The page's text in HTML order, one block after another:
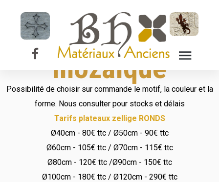
Plateau de table
en zellige -
mozaïque
Possibilité de choisir sur commande le motif, la couleur et la
forme. Nous consulter pour stocks et délais
Tarifs plateaux zellige RONDS
Ø40cm - 80€ ttc / Ø50cm - 90€ ttc
Ø60cm - 105€ ttc / Ø70cm - 115€ ttc
Ø80cm - 120€ ttc /Ø90cm - 150€ ttc
Ø100cm - 180€ ttc / Ø120cm - 290€ ttc